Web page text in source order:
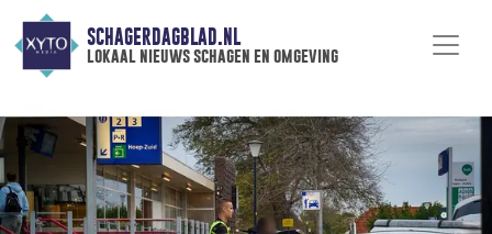
SCHAGERDAGBLAD.NL
lokaal nieuws schagen en omgeving